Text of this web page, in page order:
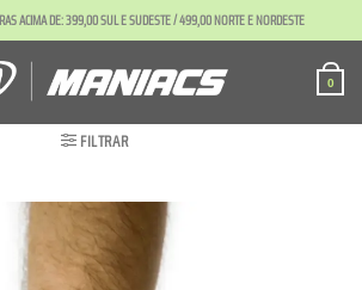
ACIMA DE: 399,00 SUL E SUDESTE / 499,00 NORTE E NORDESTE
0
FILTRAR